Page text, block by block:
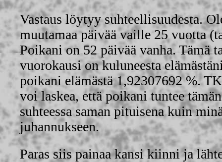
Vastaus löytyy suhteellisuudesta.
muutamaa päivää vaille 25 vuotta
Poikani on 52 päivää vanha. Tämä
vuorokausi on kuluneesta
poikani elämästä 1,92307692 %.
voi laskea, että poikani tuntee
suhteessa saman pituisena kuin
juhannukseen.
Paras siis painaa kansi kiinni ja